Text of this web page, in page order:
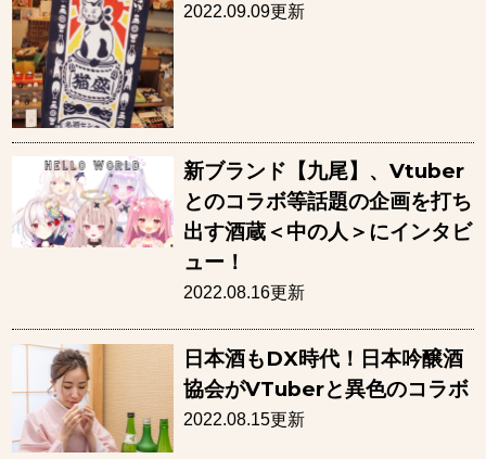
2022.09.09更新
新ブランド【九尾】、Vtuber
とのコラボ等話題の企画を打ち
出す酒蔵＜中の人＞にインタビ
ュー！
2022.08.16更新
日本酒もDX時代！日本吟醸酒
協会がVTuberと異色のコラボ
2022.08.15更新